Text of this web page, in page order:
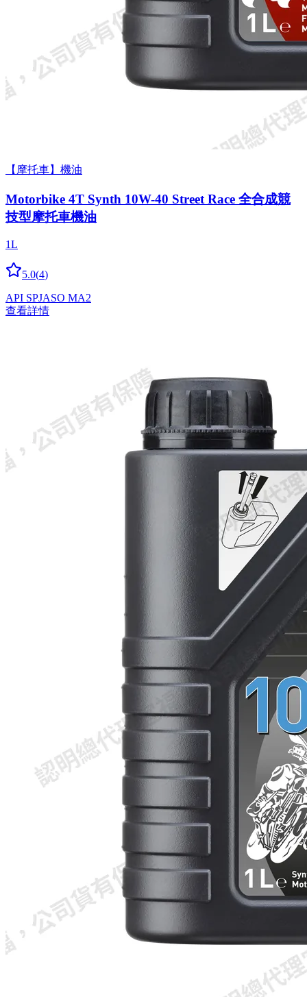
【摩托車】機油
Motorbike 4T Synth 10W-40 Street Race 全合成競
技型摩托車機油
1L
5.0(4)
API SPJASO MA2
查看詳情